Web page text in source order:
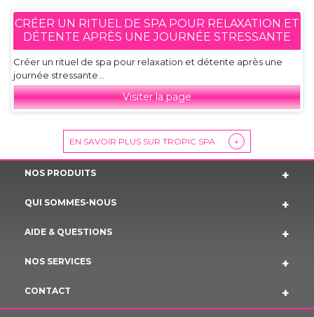
CRÉER UN RITUEL DE SPA POUR RELAXATION ET
DÉTENTE APRÈS UNE JOURNÉE STRESSANTE
Créer un rituel de spa pour relaxation et détente après une
journée stressante...
Visiter la page
EN SAVOIR PLUS SUR TROPIC SPA +
NOS PRODUITS
QUI SOMMES-NOUS
AIDE & QUESTIONS
NOS SERVICES
CONTACT